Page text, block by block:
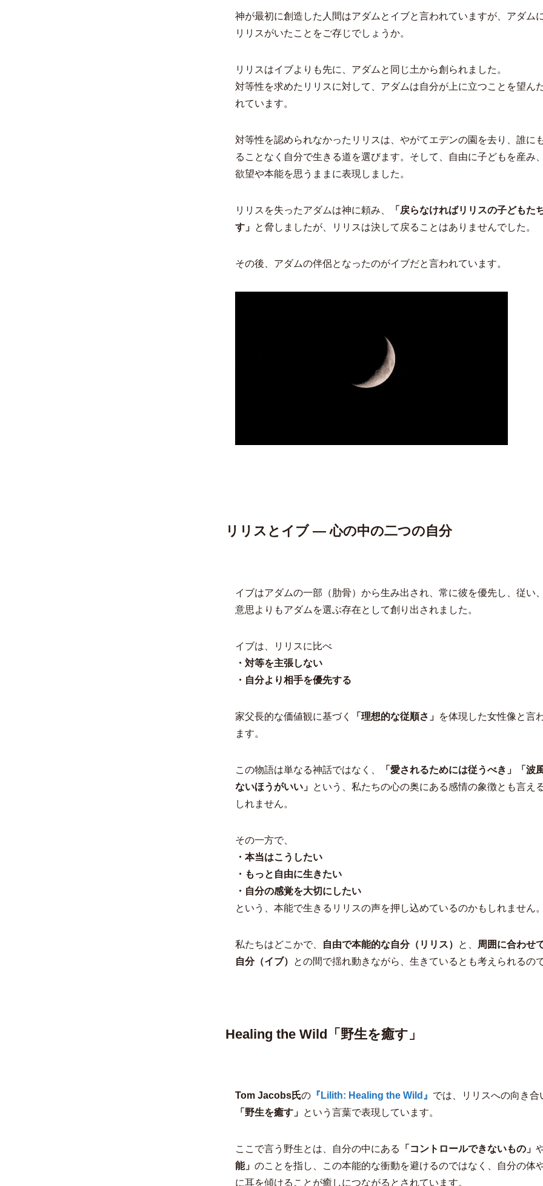
神が最初に創造した人間はアダムとイブと言われていますが、アダム
リリスがいたことをご存じでしょうか。
リリスはイブよりも先に、アダムと同じ土から創られました。
対等性を求めたリリスに対して、アダムは自分が上に立つことを望ん
れています。
対等性を認められなかったリリスは、やがてエデンの園を去り、誰に
ることなく自分で生きる道を選びます。そして、自由に子どもを産み
欲望や本能を思うままに表現しました。
リリスを失ったアダムは神に頼み、
「戻らなければリリスの子どもた
す」 と脅しましたが、リリスは決して戻ることはありませんでした。
その後、アダムの伴侶となったのがイブだと言われています。
リリスとイブ ― 心の中の二つの自分
イブはアダムの一部（肋骨）から生み出され、常に彼を優先し、従い
意思よりもアダムを選ぶ存在として創り出されました。
イブは、リリスに比べ
・対等を主張しない
・自分より相手を優先する
家父長的な価値観に基づく 「理想的な従順さ」 を体現した女性像と言
ます。
この物語は単なる神話ではなく、
「愛されるためには従うべき」「波
ないほうがいい」 という、私たちの心の奥にある感情の象徴とも言え
しれません。
その一方で、
・本当はこうしたい
・もっと自由に生きたい
・自分の感覚を大切にしたい
という、本能で生きるリリスの声を押し込めているのかもしれません
私たちはどこかで、 自由で本能的な自分（リリス） と、
周囲に合わせ
自分（イブ）
との間で揺れ動きながら、生きているとも考えられるの
Healing the Wild「野生を癒す」
Tom Jacobs氏の 『Lilith: Healing the Wild』 では、リリスへの向き合
「野生を癒す」 という言葉で表現しています。
ここで言う野生とは、自分の中にある 「コントロールできないもの」
能」 のことを指し、この本能的な衝動を避けるのではなく、自分の体
に耳を傾けることが癒しにつながるとされています。